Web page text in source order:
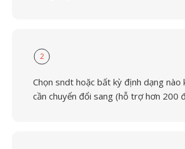
2
Chọn sndt hoặc bất kỳ định dạng nào
cần chuyển đổi sang (hỗ trợ hơn 200